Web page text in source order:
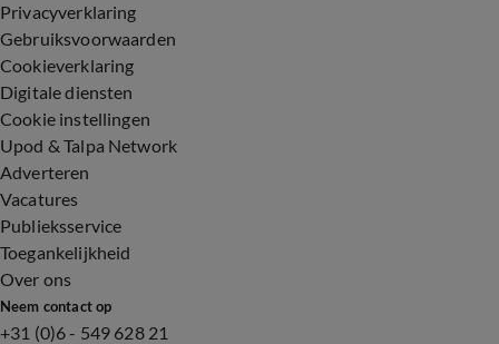
Privacyverklaring
Gebruiksvoorwaarden
Cookieverklaring
Digitale diensten
Cookie instellingen
Upod & Talpa Network
Adverteren
Vacatures
Publieksservice
Toegankelijkheid
Over ons
Neem contact op
+31 (0)6 - 549 628 21